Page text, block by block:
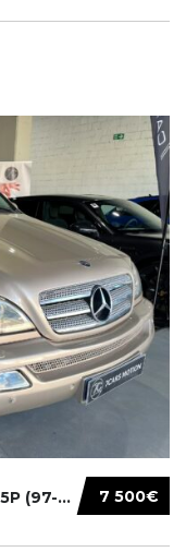
7 500€
MERCEDES BENZ CLASE M (W 163) 5P (97-05) 200...